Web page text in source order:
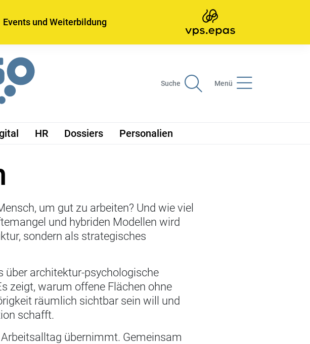
Events und Weiterbildung
Suche Menü
HR Dossiers Personalien
um gut zu arbeiten? Und wie viel
und hybriden Modellen wird
sondern als strategisches
über architektur-psychologische
zeigt, warum offene Flächen ohne
räumlich sichtbar sein will und
schafft.
übernimmt. Gemeinsam